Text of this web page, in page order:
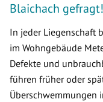
Blaichach gefragt!
In jeder Liegenschaft
im Wohngebäude
Defekte und
führen früher oder
Überschwemmungen